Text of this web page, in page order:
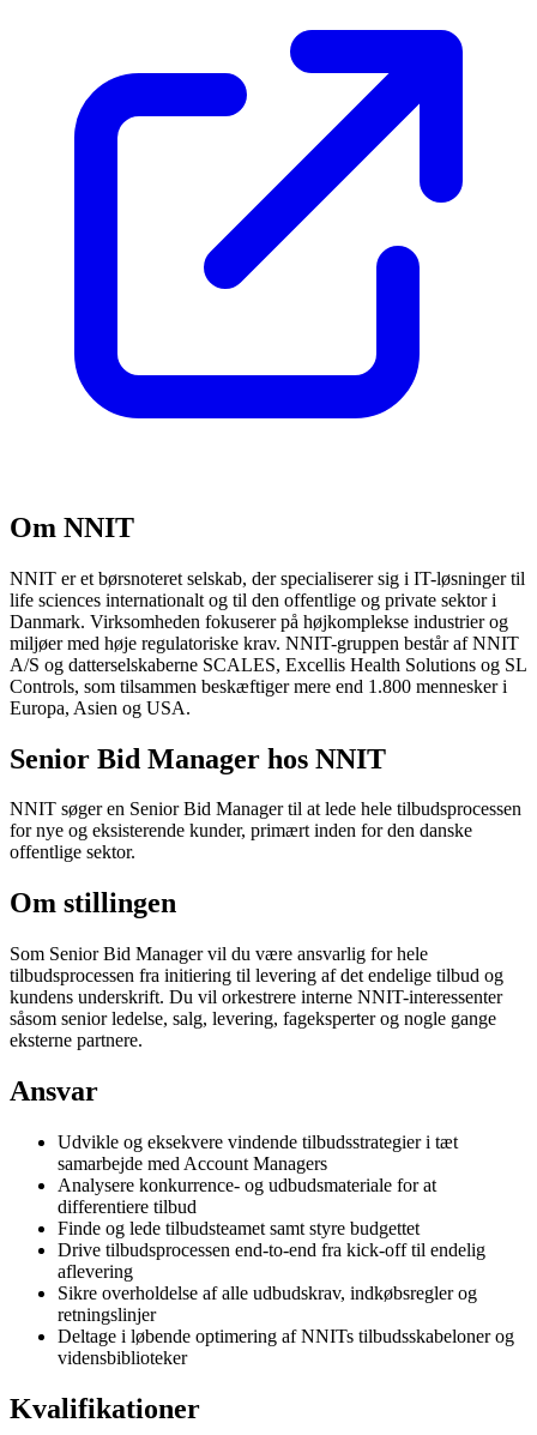
Om NNIT
NNIT er et børsnoteret selskab, der specialiserer sig i IT-løsninger til
life sciences internationalt og til den offentlige og private sektor i
Danmark. Virksomheden fokuserer på højkomplekse industrier og
miljøer med høje regulatoriske krav. NNIT-gruppen består af NNIT
A/S og datterselskaberne SCALES, Excellis Health Solutions og SL
Controls, som tilsammen beskæftiger mere end 1.800 mennesker i
Europa, Asien og USA.
Senior Bid Manager hos NNIT
NNIT søger en Senior Bid Manager til at lede hele tilbudsprocessen
for nye og eksisterende kunder, primært inden for den danske
offentlige sektor.
Om stillingen
Som Senior Bid Manager vil du være ansvarlig for hele
tilbudsprocessen fra initiering til levering af det endelige tilbud og
kundens underskrift. Du vil orkestrere interne NNIT-interessenter
såsom senior ledelse, salg, levering, fageksperter og nogle gange
eksterne partnere.
Ansvar
Udvikle og eksekvere vindende tilbudsstrategier i tæt
samarbejde med Account Managers
Analysere konkurrence- og udbudsmateriale for at
differentiere tilbud
Finde og lede tilbudsteamet samt styre budgettet
Drive tilbudsprocessen end-to-end fra kick-off til endelig
aflevering
Sikre overholdelse af alle udbudskrav, indkøbsregler og
retningslinjer
Deltage i løbende optimering af NNITs tilbudsskabeloner og
vidensbiblioteker
Kvalifikationer